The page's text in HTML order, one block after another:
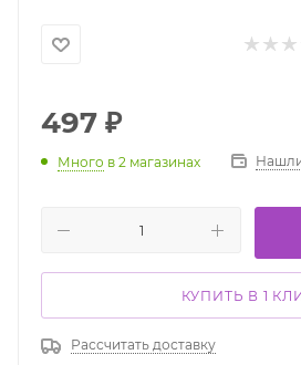
497 ₽
Много в 2 магазинах
КУПИТЬ В 1
Рассчитать доставку